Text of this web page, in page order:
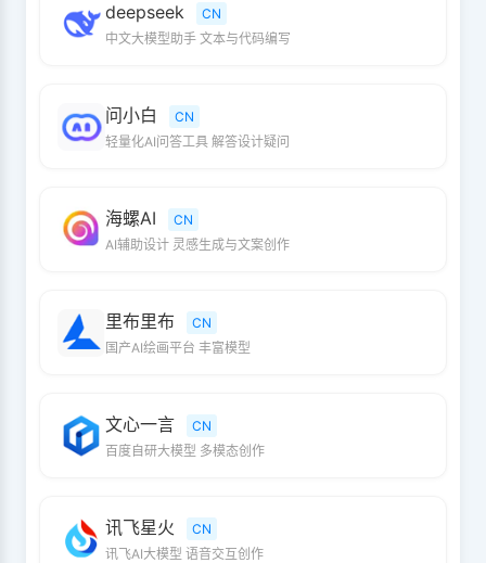
deepseek
CN
中文大模型助手 文本与代码编写
问小白
CN
轻量化AI问答工具 解答设计疑问
海螺AI
CN
AI辅助设计 灵感生成与文案创作
里布里布
CN
国产AI绘画平台 丰富模型
文心一言
CN
百度自研大模型 多模态创作
讯飞星火
CN
讯飞AI大模型 语音交互创作